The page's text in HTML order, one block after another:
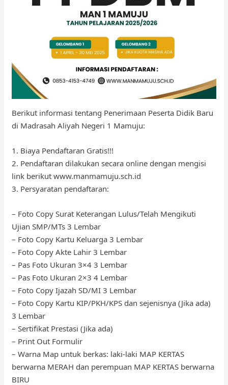
Berikut informasi tentang Penerimaan Peserta Didik Baru
di Madrasah Aliyah Negeri 1 Mamuju:
1. Biaya Pendaftaran Gratis!!!
2. Pendaftaran dilakukan secara online dengan mengisi
link berikut www.manmamuju.sch.id
3. Persyaratan pendaftaran:
– Foto Copy Surat Keterangan Lulus/Telah Mengikuti
Ujian SMP/MTs 3 Lembar
– Foto Copy Kartu Keluarga 3 Lembar
– Foto Copy Akte Lahir 3 Lembar
– Pas Foto Ukuran 3×4 3 Lembar
– Pas Foto Ukuran 2×3 4 Lembar
– Foto Copy Ijazah SD/MI 3 Lembar
– Foto Copy Kartu KIP/PKH/KPS dan sejenisnya (Jika ada)
3 Lembar
– Sertifikat Prestasi (Jika ada)
– Print Out Formulir
– Warna Map untuk berkas: laki-laki MAP KERTAS
berwarna MERAH dan perempuan MAP KERTAS berwarna
BIRU